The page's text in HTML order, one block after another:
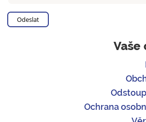
Vaše
Ochrana